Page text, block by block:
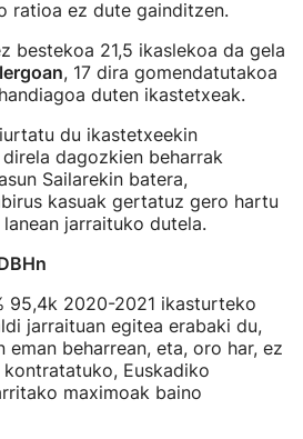
ratioa ez dute gainditzen.
bestekoa 21,5 ikaslekoa da gela
, 17 dira gomendatutakoa
duten ikastetxeak.
du ikastetxeekin
dagozkien beharrak
Sailarekin batera,
kasuak gertatuz gero hartu
jarraituko dutela.
95,4k 2020-2021 ikasturteko
jarraituan egitea erabaki du,
beharrean, eta, oro har, ez
Euskadiko
maximoak baino